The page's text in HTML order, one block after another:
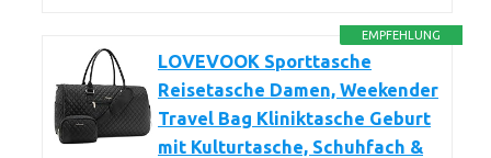
EMPFEHLUNG
LOVEVOOK Sporttasche
Reisetasche Damen, Weekender
Travel Bag Kliniktasche Geburt
mit Kulturtasche, Schuhfach &